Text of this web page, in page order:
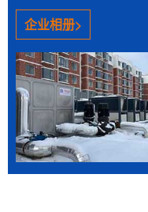
企业相册>失水现象严重
理部门重视，但热
之间相差悬殊。更
> 元氏高温热
总而言之，采
发，分析好热源、
分析后做出最合理